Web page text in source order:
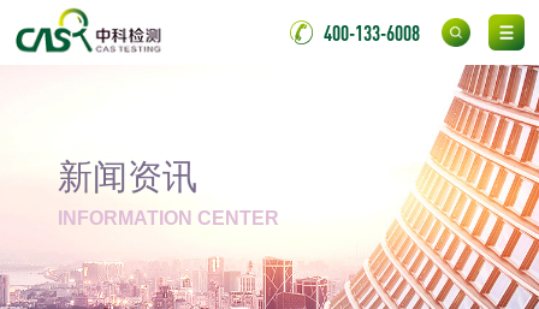
400-133-6008
新闻资讯
INFORMATION CENTER
成分分析配方研发 驱蚊检测
霉菌污染分析
防螨除螨检测
微生物检测
化妆品